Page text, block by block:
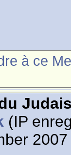
à ce
(IP